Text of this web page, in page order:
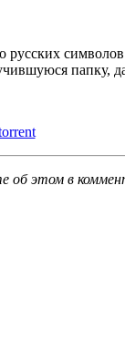
папку,
об этом в